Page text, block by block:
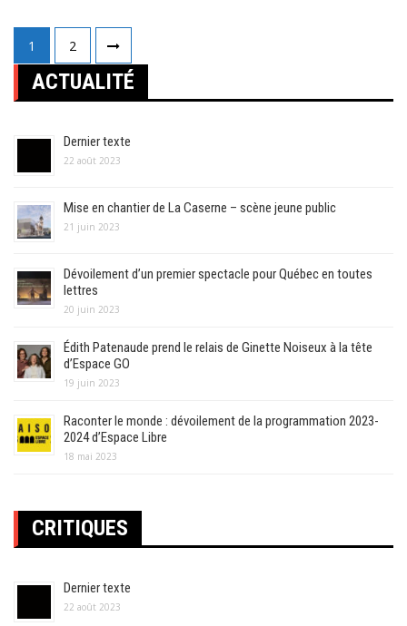
Pagination
des
publications
1 2
ACTUALITÉ
Dernier texte
22 août 2023
Mise en chantier de La Caserne – scène jeune public
21 juin 2023
Dévoilement d’un premier spectacle pour Québec en toutes
lettres
20 juin 2023
Édith Patenaude prend le relais de Ginette Noiseux à la tête
d’Espace GO
19 juin 2023
Raconter le monde : dévoilement de la programmation 2023-
2024 d’Espace Libre
18 mai 2023
CRITIQUES
Dernier texte
22 août 2023